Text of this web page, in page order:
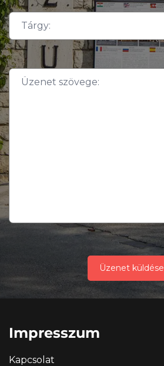
Üzenet küldése
Impresszum
Kapcsolat